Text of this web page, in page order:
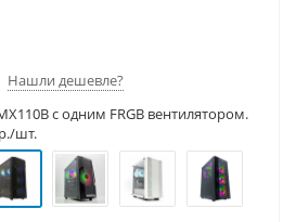
Нашли дешевле?
c одним FRGB вентилятором.
шт.